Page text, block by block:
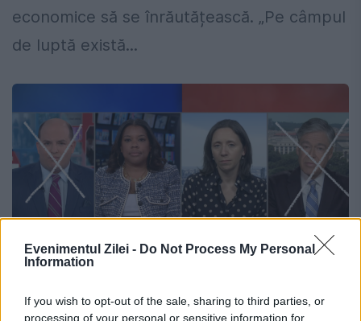
Evenimentul Zilei - Do Not Process My Personal
Information
If you wish to opt-out of the sale, sharing to third parties, or
processing of your personal or sensitive information for
economice să se înrăutățească. „Pe câmpul
de luptă există...
Exclusiv. Lovitură dură în redacția